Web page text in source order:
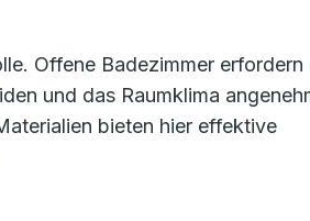
Offene Badezimmer
und das Raumklima
bieten hier effektive